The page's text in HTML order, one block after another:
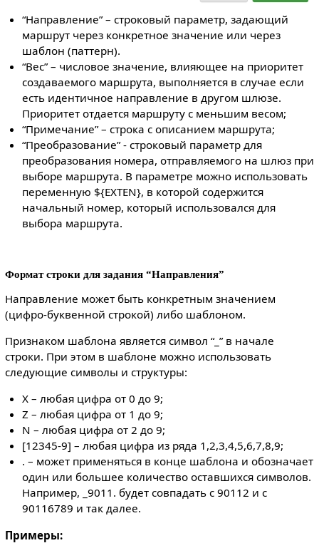
“Направление” – строковый параметр, задающий
маршрут через конкретное значение или через
шаблон (паттерн).
“Вес” – числовое значение, влияющее на приоритет
создаваемого маршрута, выполняется в случае если
есть идентичное направление в другом шлюзе.
Приоритет отдается маршруту с меньшим весом;
“Примечание” – строка с описанием маршрута;
“Преобразование” - строковый параметр для
преобразования номера, отправляемого на шлюз при
выборе маршрута. В параметре можно использовать
переменную ${EXTEN}, в которой содержится
начальный номер, который использовался для
выбора маршрута.
Формат строки для задания “Направления”
Направление может быть конкретным значением
(цифро-буквенной строкой) либо шаблоном.
Признаком шаблона является символ “_” в начале
строки. При этом в шаблоне можно использовать
следующие символы и структуры:
X – любая цифра от 0 до 9;
Z – любая цифра от 1 до 9;
N – любая цифра от 2 до 9;
[12345-9] – любая цифра из ряда 1,2,3,4,5,6,7,8,9;
. – может применяться в конце шаблона и обозначает
один или большее количество оставшихся символов.
Например, _9011. будет совпадать с 90112 и с
90116789 и так далее.
Примеры: